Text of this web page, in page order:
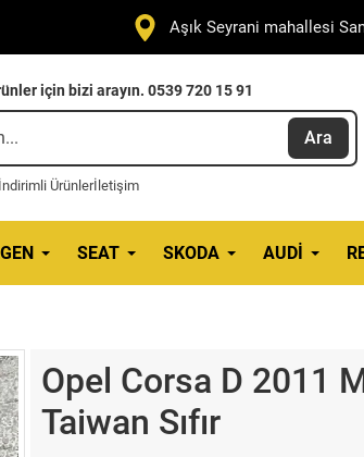
Aşık Seyrani mahallesi
için bizi arayın. 0539 720 15 91
Ara
Ürünlerİletişim
SEAT SKODA AUDI
Opel Corsa D 2011
Taiwan Sıfır